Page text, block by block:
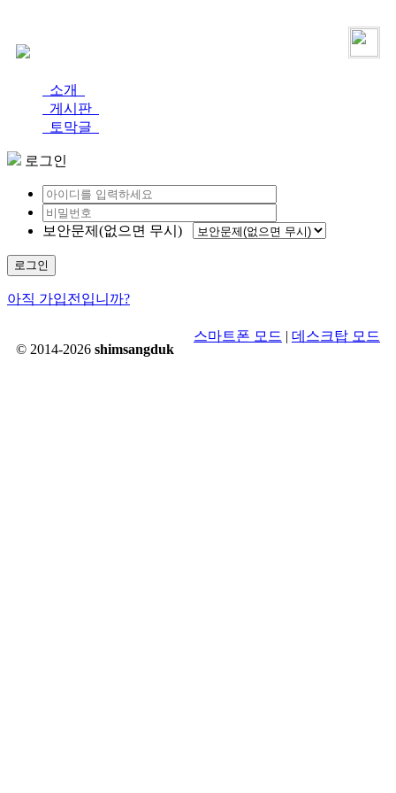
소개
게시판
토막글
로그인
보안문제(없으면 무시)
로그인
아직 가입전입니까?
© 2014-2026 shimsangduk
스마트폰 모드 | 데스크탑 모드